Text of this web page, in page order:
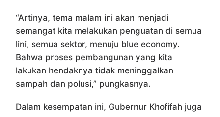
“Artinya, tema malam ini akan menjadi
semangat kita melakukan penguatan di semua
lini, semua sektor, menuju blue economy.
Bahwa proses pembangunan yang kita
lakukan hendaknya tidak meninggalkan
sampah dan polusi,” pungkasnya.
Dalam kesempatan ini, Gubernur Khofifah juga